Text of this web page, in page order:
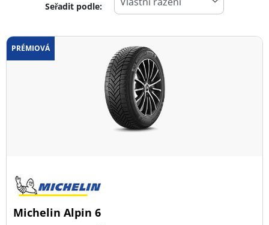
Typ pneumatiky
Všechny typy (36)
Typ vozidla
Všechny typy (36)
Seřadit podle:
PRÉMIOVÁ
Michelin Alpin 6